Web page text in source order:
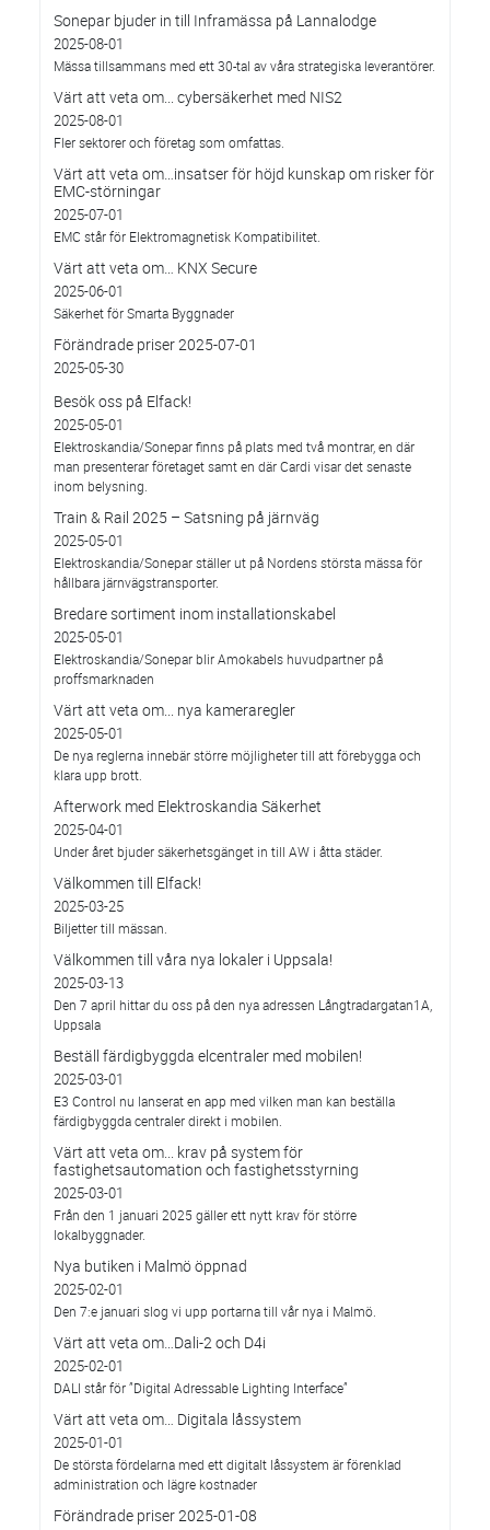
Sonepar bjuder in till Inframässa på Lannalodge
2025-08-01
Mässa tillsammans med ett 30-tal av våra strategiska leverantörer.
Värt att veta om... cybersäkerhet med NIS2
2025-08-01
Fler sektorer och företag som omfattas.
Värt att veta om…insatser för höjd kunskap om risker för
EMC-störningar
2025-07-01
EMC står för Elektromagnetisk Kompatibilitet.
Värt att veta om… KNX Secure
2025-06-01
Säkerhet för Smarta Byggnader
Förändrade priser 2025-07-01
2025-05-30
Besök oss på Elfack!
2025-05-01
Elektroskandia/Sonepar finns på plats med två montrar, en där
man presenterar företaget samt en där Cardi visar det senaste
inom belysning.
Train & Rail 2025 – Satsning på järnväg
2025-05-01
Elektroskandia/Sonepar ställer ut på Nordens största mässa för
hållbara järnvägstransporter.
Bredare sortiment inom installationskabel
2025-05-01
Elektroskandia/Sonepar blir Amokabels huvudpartner på
proffsmarknaden
Värt att veta om... nya kameraregler
2025-05-01
De nya reglerna innebär större möjligheter till att förebygga och
klara upp brott.
Afterwork med Elektroskandia Säkerhet
2025-04-01
Under året bjuder säkerhetsgänget in till AW i åtta städer.
Välkommen till Elfack!
2025-03-25
Biljetter till mässan.
Välkommen till våra nya lokaler i Uppsala!
2025-03-13
Den 7 april hittar du oss på den nya adressen Långtradargatan1A,
Uppsala
Beställ färdigbyggda elcentraler med mobilen!
2025-03-01
E3 Control nu lanserat en app med vilken man kan beställa
färdigbyggda centraler direkt i mobilen.
Värt att veta om... krav på system för
fastighetsautomation och fastighetsstyrning
2025-03-01
Från den 1 januari 2025 gäller ett nytt krav för större
lokalbyggnader.
Nya butiken i Malmö öppnad
2025-02-01
Den 7:e januari slog vi upp portarna till vår nya i Malmö.
Värt att veta om…Dali-2 och D4i
2025-02-01
DALI står för ”Digital Adressable Lighting Interface”
Värt att veta om… Digitala låssystem
2025-01-01
De största fördelarna med ett digitalt låssystem är förenklad
administration och lägre kostnader
Förändrade priser 2025-01-08